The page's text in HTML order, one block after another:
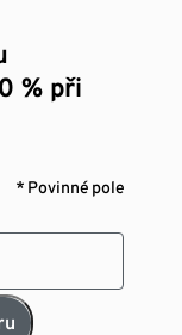
% při
* Povinné pole